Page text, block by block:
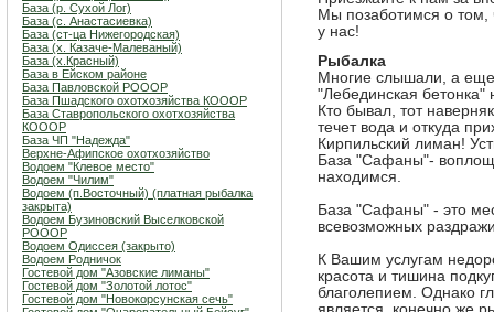
База (р. Сухой Лог)
База (с. Анастасиевка)
База (ст-ца Нижегородская)
База (х. Казаче-Малеваный)
База (х.Красный)
База в Ейском районе
База Павловской РОООР
База Пшадского охотхозяйства КОООР
База Ставропольского охотхозяйства
КОООР
База ЧП "Надежда"
Верхне-Афипское охотхозяйство
Водоем "Клевое место"
Водоем "Чилим"
Водоем (п.Восточный) (платная рыбалка
закрыта)
Водоем Бузиновский Выселковской
РОООР
Водоем Одиссея (закрыто)
Водоем Родничок
Гостевой дом "Азовские лиманы"
Гостевой дом "Золотой лотос"
Гостевой дом "Новокорсунская сечь"
Мы позаботимся о
у нас!
Рыбалка
Многие слышали, а
"Лебединская бетонка"
Кто бывал, тот
течет вода и откуда
Кирпильский лиман!
База "Сафаны"-
находимся.
База "Сафаны" - это
всевозможных
К Вашим услугам
красота и тишина
благолепием. Однако